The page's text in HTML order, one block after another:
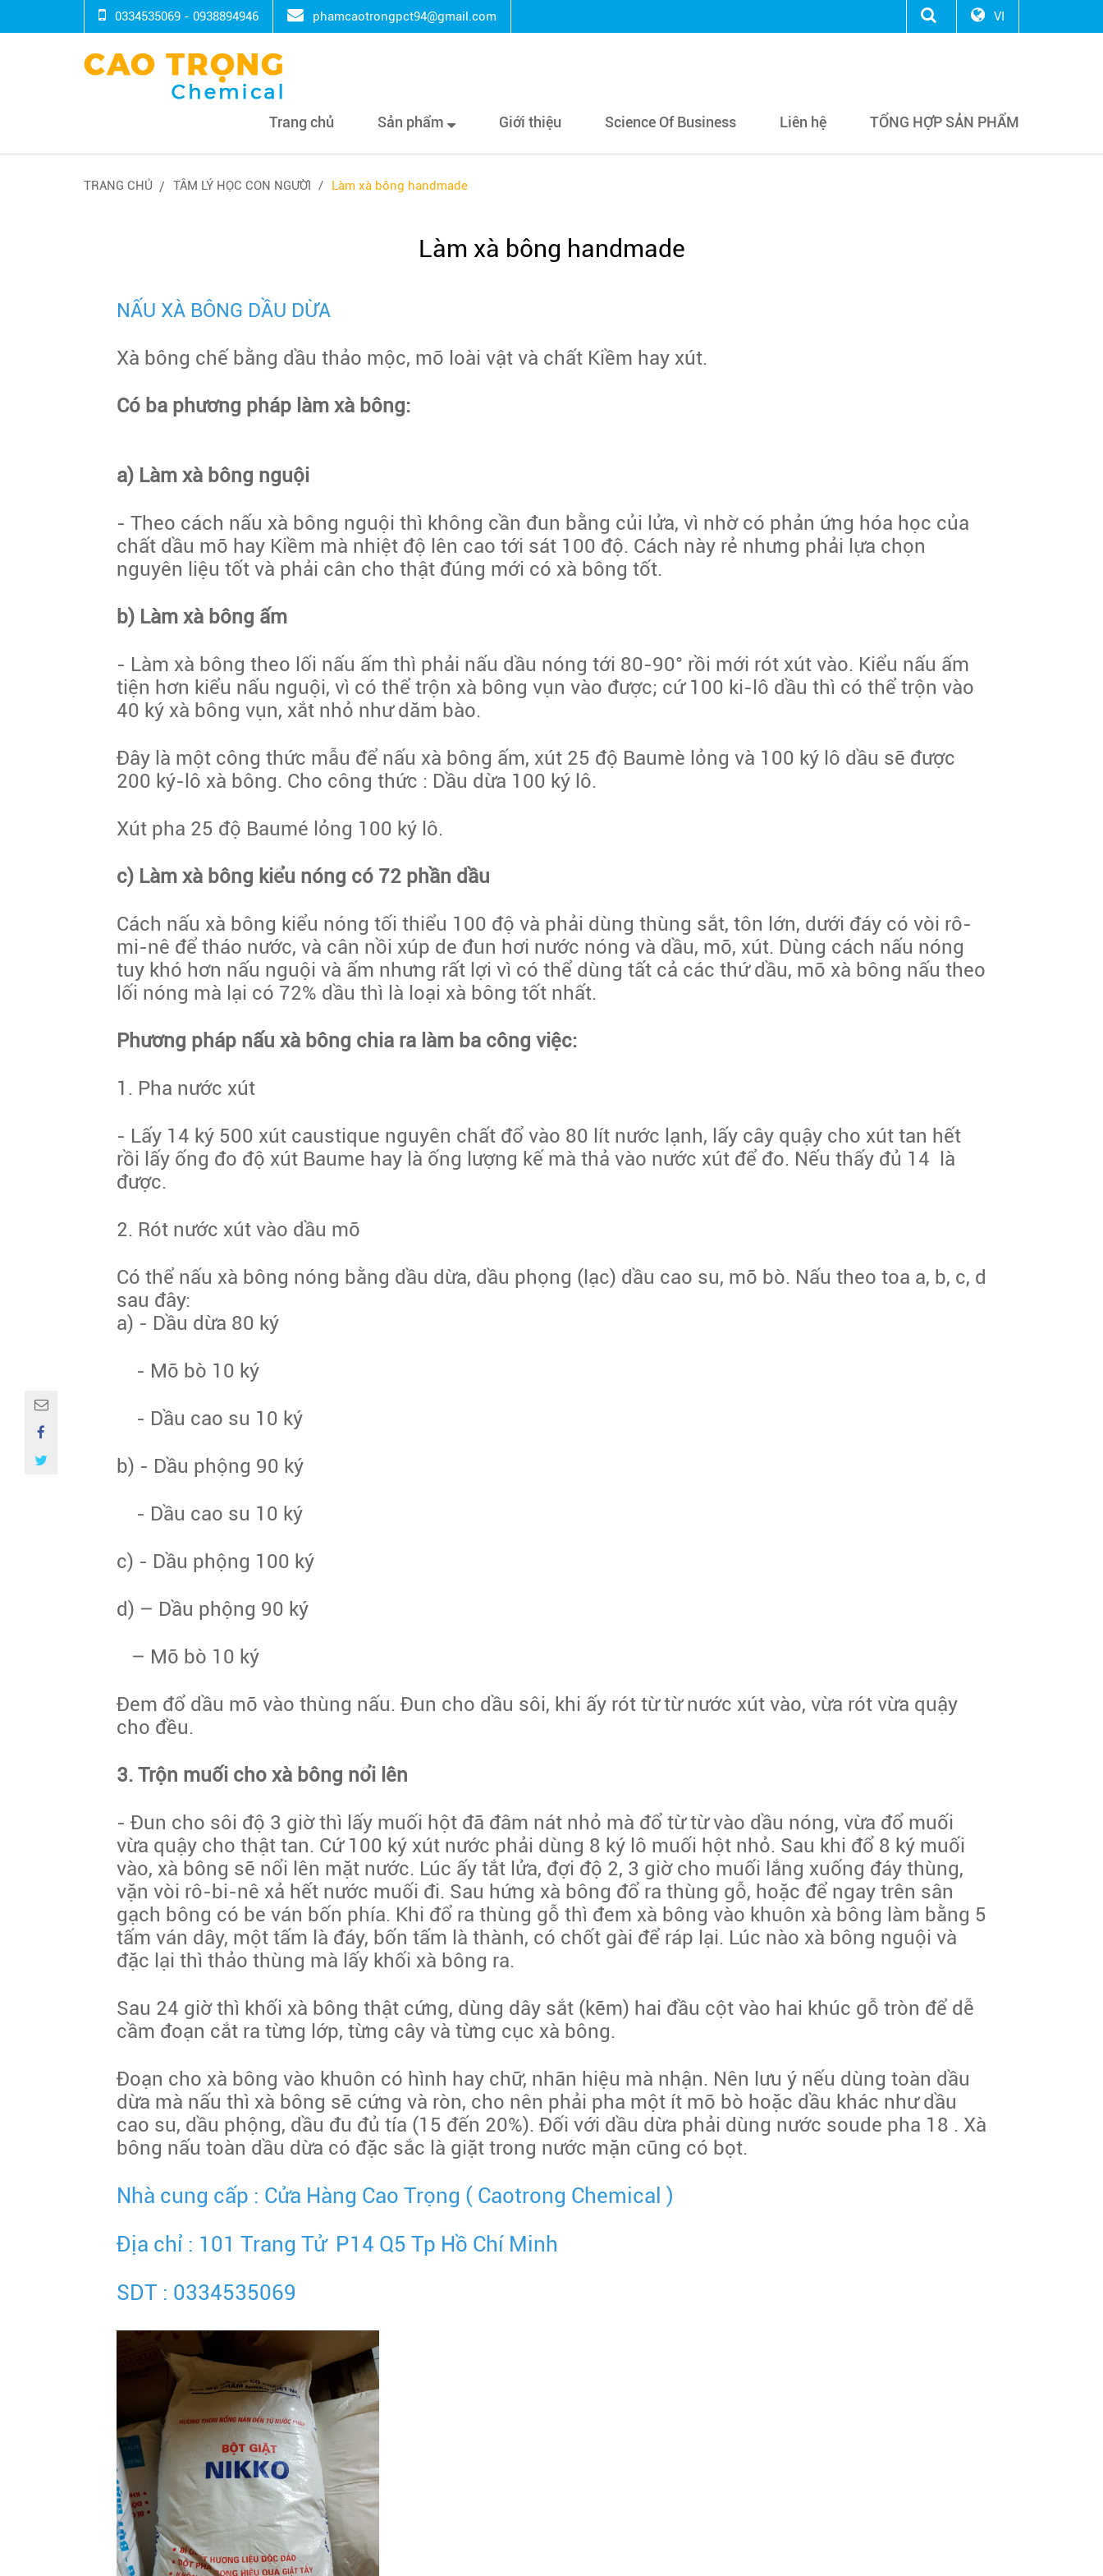
0334535069 - 0938894946 phamcaotrongpct94@gmail.com VI
Trang chủ Sản phẩm Giới thiệu Science Of Business Liên hệ TỔNG HỢP SẢN PHẨM
TRANG CHỦ TÂM LÝ HỌC CON NGƯỜI Làm xà bông handmade
Làm xà bông handmade
NẤU XÀ BÔNG DẦU DỪA
Xà bông chế bằng dầu thảo mộc, mỡ loài vật và chất Kiềm hay xút.
Có ba phương pháp làm xà bông:
a) Làm xà bông nguội
- Theo cách nấu xà bông nguội thì không cần đun bằng củi lửa, vì nhờ có phản ứng hóa học của
chất dầu mỡ hay Kiềm mà nhiệt độ lên cao tới sát 100 độ. Cách này rẻ nhưng phải lựa chọn
nguyên liệu tốt và phải cân cho thật đúng mới có xà bông tốt.
b) Làm xà bông ấm
- Làm xà bông theo lối nấu ấm thì phải nấu dầu nóng tới 80-90° rồi mới rót xút vào. Kiểu nấu ấm
tiện hơn kiểu nấu nguội, vì có thể trộn xà bông vụn vào được; cứ 100 ki-lô dầu thì có thể trộn vào
40 ký xà bông vụn, xắt nhỏ như dăm bào.
Đây là một công thức mẫu để nấu xà bông ấm, xút 25 độ Baumè lỏng và 100 ký lô dầu sẽ được
200 ký-lô xà bông. Cho công thức : Dầu dừa 100 ký lô.
Xút pha 25 độ Baumé lỏng 100 ký lô.
c) Làm xà bông kiểu nóng có 72 phần dầu
Cách nấu xà bông kiểu nóng tối thiểu 100 độ và phải dùng thùng sắt, tôn lớn, dưới đáy có vòi rô-
mi-nê để tháo nước, và cân nồi xúp de đun hơi nước nóng và dầu, mỡ, xút. Dùng cách nấu nóng
tuy khó hơn nấu nguội và ấm nhưng rất lợi vì có thể dùng tất cả các thứ dầu, mỡ xà bông nấu theo
lối nóng mà lại có 72% dầu thì là loại xà bông tốt nhất.
Phương pháp nấu xà bông chia ra làm ba công việc:
1. Pha nước xút
- Lấy 14 ký 500 xút caustique nguyên chất đổ vào 80 lít nước lạnh, lấy cây quậy cho xút tan hết
rồi lấy ống đo độ xút Baume hay là ống lượng kế mà thả vào nước xút để đo. Nếu thấy đủ 14 là
được.
2. Rót nước xút vào dầu mỡ
Có thể nấu xà bông nóng bằng dầu dừa, dầu phọng (lạc) dầu cao su, mỡ bò. Nấu theo toa a, b, c, d
sau đây:
a) - Dầu dừa 80 ký
- Mỡ bò 10 ký
- Dầu cao su 10 ký
b) - Dầu phộng 90 ký
- Dầu cao su 10 ký
c) - Dầu phộng 100 ký
d) – Dầu phộng 90 ký
– Mỡ bò 10 ký
Đem đổ dầu mỡ vào thùng nấu. Đun cho dầu sôi, khi ấy rót từ từ nước xút vào, vừa rót vừa quậy
cho đều.
3. Trộn muối cho xà bông nổi lên
- Đun cho sôi độ 3 giờ thì lấy muối hột đã đâm nát nhỏ mà đổ từ từ vào dầu nóng, vừa đổ muối
vừa quậy cho thật tan. Cứ 100 ký xút nước phải dùng 8 ký lô muối hột nhỏ. Sau khi đổ 8 ký muối
vào, xà bông sẽ nổi lên mặt nước. Lúc ấy tắt lửa, đợi độ 2, 3 giờ cho muối lắng xuống đáy thùng,
vặn vòi rô-bi-nê xả hết nước muối đi. Sau hứng xà bông đổ ra thùng gỗ, hoặc để ngay trên sân
gạch bông có be ván bốn phía. Khi đổ ra thùng gỗ thì đem xà bông vào khuôn xà bông làm bằng 5
tấm ván dây, một tấm là đáy, bốn tấm là thành, có chốt gài để ráp lại. Lúc nào xà bông nguội và
đặc lại thì thảo thùng mà lấy khối xà bông ra.
Sau 24 giờ thì khối xà bông thật cứng, dùng dây sắt (kẽm) hai đầu cột vào hai khúc gỗ tròn để dễ
cầm đoạn cắt ra từng lớp, từng cây và từng cục xà bông.
Đoạn cho xà bông vào khuôn có hình hay chữ, nhãn hiệu mà nhận. Nên lưu ý nếu dùng toàn dầu
dừa mà nấu thì xà bông sẽ cứng và ròn, cho nên phải pha một ít mỡ bò hoặc dầu khác như dầu
cao su, dầu phộng, dầu đu đủ tía (15 đến 20%). Đối với dầu dừa phải dùng nước soude pha 18 . Xà
bông nấu toàn dầu dừa có đặc sắc là giặt trong nước mặn cũng có bọt.
Nhà cung cấp : Cửa Hàng Cao Trọng ( Caotrong Chemical )
Địa chỉ : 101 Trang Tử P14 Q5 Tp Hồ Chí Minh
SDT : 0334535069